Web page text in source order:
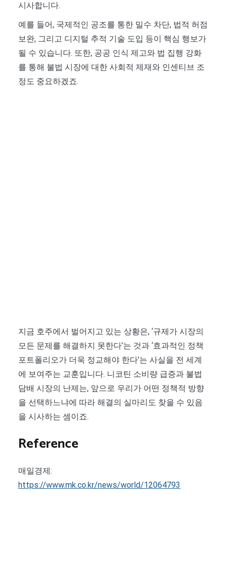
시사합니다.
예를 들어, 국제적인 공조를 통한 밀수 차단, 법적 허점
보완, 그리고 디지털 추적 기술 도입 등이 핵심 행보가
될 수 있습니다. 또한, 공공 인식 제고와 법 집행 강화
를 통해 불법 시장에 대한 사회적 제재와 인센티브 조
정도 중요하겠죠.
지금 호주에서 벌어지고 있는 상황은, ‘규제가 시장의
모든 문제를 해결하지 못한다’는 것과 ‘효과적인 정책
포트폴리오가 더욱 정교해야 한다’는 사실을 전 세계
에 보여주는 교훈입니다. 니코틴 소비량 급증과 불법
담배 시장의 난제는, 앞으로 우리가 어떤 정책적 방향
을 선택하느냐에 따라 해결의 실마리도 찾을 수 있음
을 시사하는 셈이죠.
Reference
매일경제:
https://www.mk.co.kr/news/world/12064793